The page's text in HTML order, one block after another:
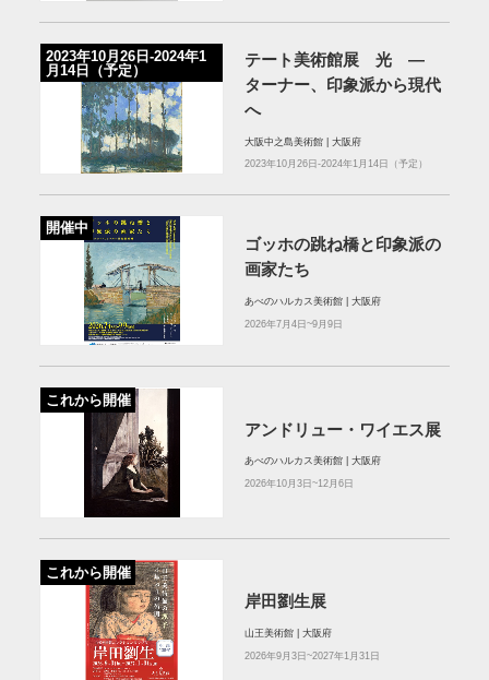
2023年10月26日-2024年1
月14日（予定）
テート美術館展 光 ―
ターナー、印象派から現代
へ
大阪中之島美術館 | 大阪府
2023年10月26日-2024年1月14日（予定）
開催中
ゴッホの跳ね橋と印象派の
画家たち
あべのハルカス美術館 | 大阪府
2026年7月4日~9月9日
これから開催
アンドリュー・ワイエス展
あべのハルカス美術館 | 大阪府
2026年10月3日~12月6日
これから開催
岸田劉生展
山王美術館 | 大阪府
2026年9月3日~2027年1月31日